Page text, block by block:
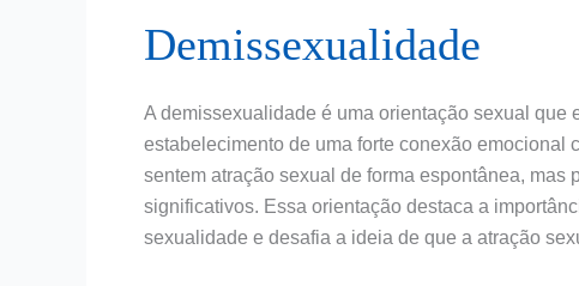
Demissexualidade
A demissexualidade é uma orientação sexual que
estabelecimento de uma forte conexão emocional
sentem atração sexual de forma espontânea,
significativos. Essa orientação destaca a
sexualidade e desafia a ideia de que a atração